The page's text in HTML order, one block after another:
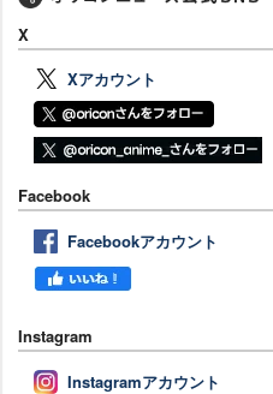
X
Xアカウント
Facebook
Facebookアカウント
Instagram
Instagramアカウント